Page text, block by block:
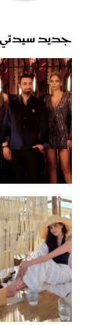
جديد سيدتي